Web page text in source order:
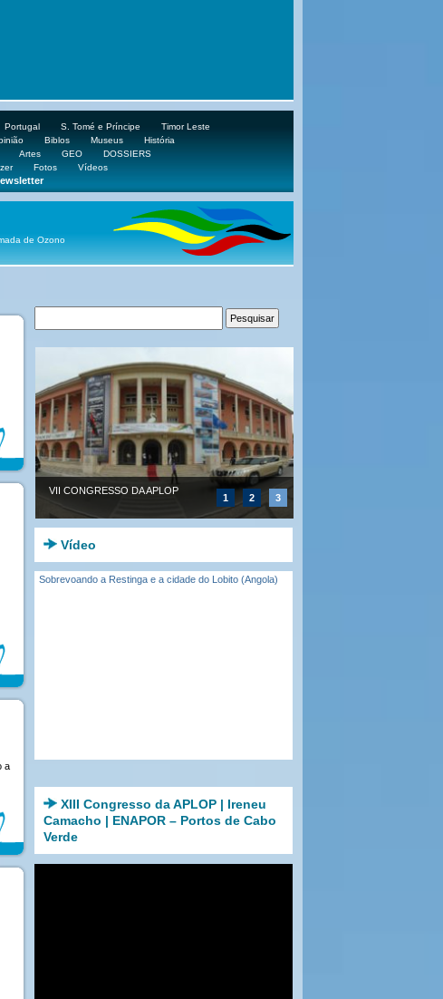
Portugal S. Tomé e Príncipe
Timor Leste
Biblos Museus
História
Artes GEO
DOSSIERS
Fotos
Vídeos
de Ozono
a
VII CONGRESSO DA APLOP
1 2 3
Vídeo
Sobrevoando a Restinga e a cidade do Lobito (Angola)
XIII Congresso da APLOP | Ireneu
Camacho | ENAPOR – Portos de Cabo
Verde